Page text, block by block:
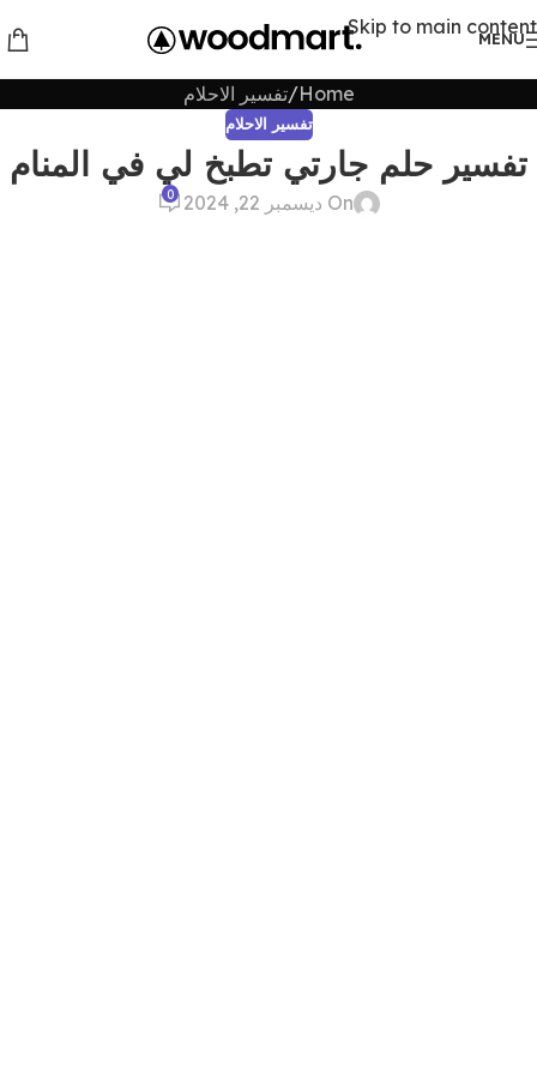
Skip to main content
MENU
Home تفسير الاحلام
تفسير الاحلام
تفسير حلم جارتي تطبخ لي في المنام
On ديسمبر 22, 2024 0